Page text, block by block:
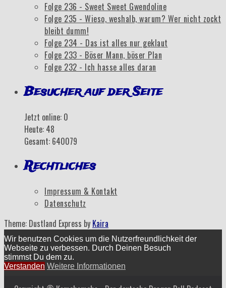
Folge 236 - Sweet Sweet Gwendoline
Folge 235 - Wieso, weshalb, warum? Wer nicht zockt
bleibt dumm!
Folge 234 - Das ist alles nur geklaut
Folge 233 - Böser Mann, böser Plan
Folge 232 - Ich hasse alles daran
Besucher auf der Seite
Jetzt online: 0
Heute: 48
Gesamt: 640079
Rechtliches
Impressum & Kontakt
Datenschutz
Theme: Dustland Express by Kaira
Wir benutzen Cookies um die Nutzerfreundlichkeit der
Webseite zu verbessen. Durch Deinen Besuch
stimmst Du dem zu.
Verstanden Weitere Informationen